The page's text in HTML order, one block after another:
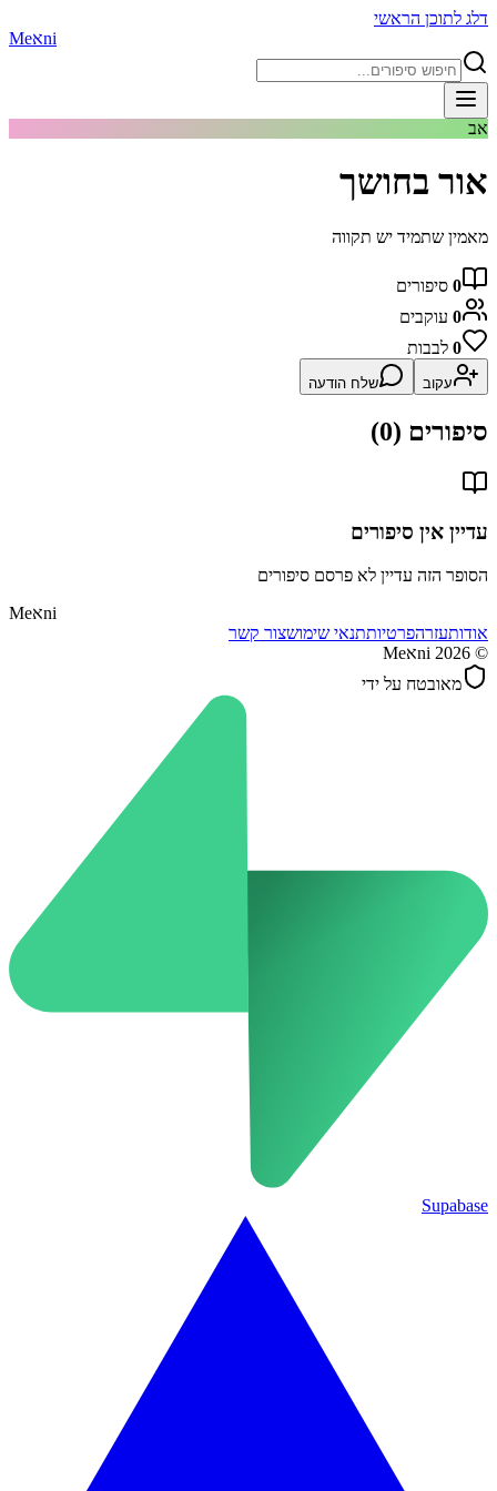
דלג לתוכן הראשי
Meאni
אב
אור בחושך
מאמין שתמיד יש תקווה
0 סיפורים
0 עוקבים
0 לבבות
עקוב שלח הודעה
סיפורים (0
)
עדיין אין סיפורים
הסופר הזה עדיין לא פרסם סיפורים
Meאni
אודותעזרהפרטיותתנאי שימושצור קשר
©
2026 Meאni
מאובטח על ידי
Supabase